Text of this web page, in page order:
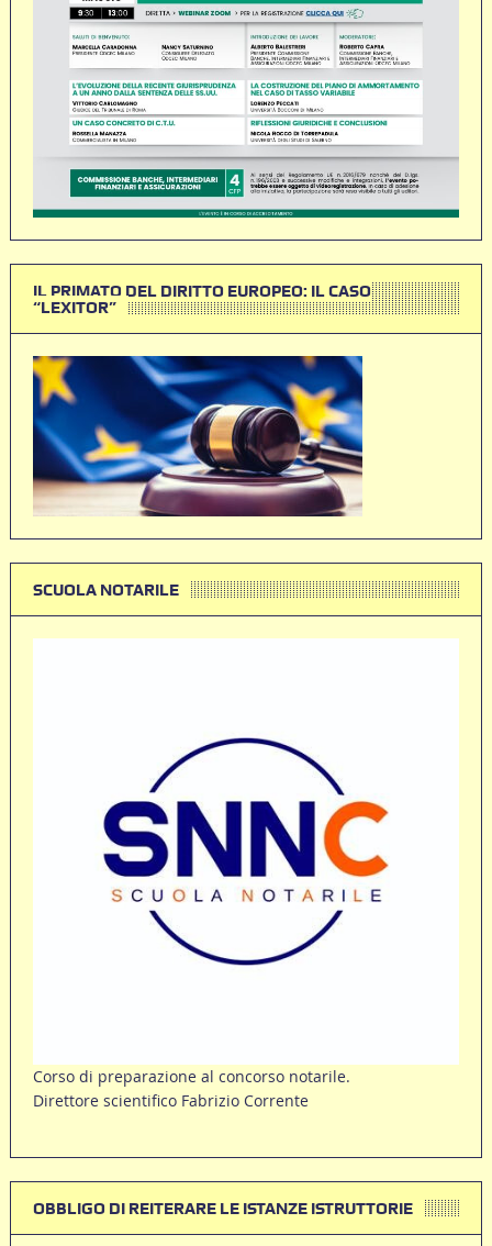
IL PRIMATO DEL DIRITTO EUROPEO: IL CASO
“LEXITOR”
SCUOLA NOTARILE
Corso di preparazione al concorso notarile.
Direttore scientifico Fabrizio Corrente
OBBLIGO DI REITERARE LE ISTANZE ISTRUTTORIE